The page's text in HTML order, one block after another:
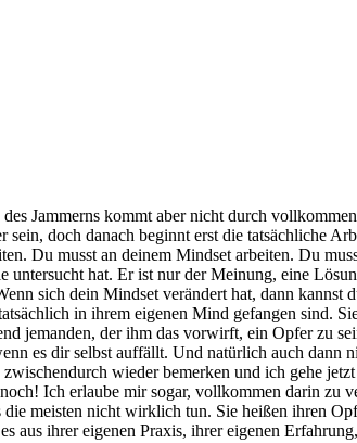
Jammerns kommt aber nicht durch
doch danach beginnt erst die tatsächliche
Du musst an deinem Mindset arbeiten. Du
hat. Er ist nur der Meinung, eine
sich dein Mindset verändert hat, dann
in ihrem eigenen Mind gefangen sind.
jemanden, der ihm das vorwirft, ein Opfer zu
es dir selbst auffällt. Und natürlich auch dann
wieder bemerken und ich gehe
Ich erlaube mir sogar, vollkommen darin zu
meisten nicht wirklich tun. Sie heißen ihren
aus ihrer eigenen Praxis, ihrer eigenen